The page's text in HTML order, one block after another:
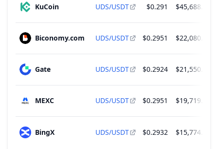
KuCoin UDS/USDT $0.291 $45,688.82
Biconomy.com UDS/USDT $0.2951 $22,080.11
Gate UDS/USDT $0.2924 $21,550.15
MEXC UDS/USDT $0.2951 $19,719.85
BingX UDS/USDT $0.2932 $15,774.19